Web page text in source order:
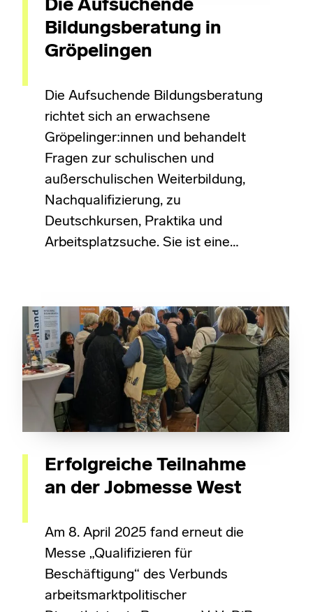
Die Aufsuchende
Bildungsberatung in
Gröpelingen
Die Aufsuchende Bildungsberatung
richtet sich an erwachsene
Gröpelinger:innen und behandelt
Fragen zur schulischen und
außerschulischen Weiterbildung,
Nachqualifizierung, zu
Deutschkursen, Praktika und
Arbeitsplatzsuche. Sie ist eine…
Erfolgreiche Teilnahme
an der Jobmesse West
Am 8. April 2025 fand erneut die
Messe „Qualifizieren für
Beschäftigung“ des Verbunds
arbeitsmarktpolitischer